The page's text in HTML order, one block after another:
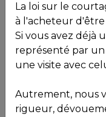
VOS
Équipe
VenduJ8C 1N4
La loi sur le
à l'acheteur
Si vous avez déjà
représenté par
une visite avec
Autrement, nous
rigueur,